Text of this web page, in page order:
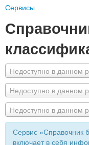
Сервисы
Недоступно в данном
Недоступно в данном
Недоступно в данном
Сервис «Справочник
включает в себя